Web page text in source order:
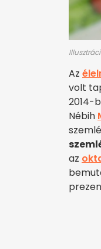
Az
volt
2014-
Nébih
az